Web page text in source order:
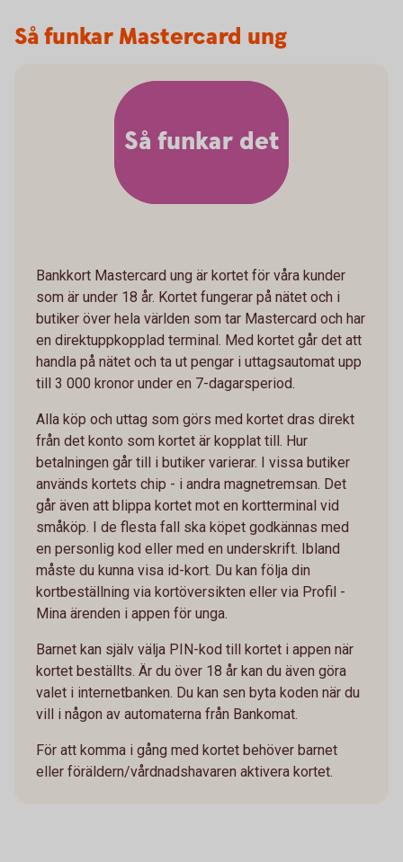
Så funkar Mastercard ung
Så funkar det
Bankkort Mastercard ung är kortet för våra kunder
som är under 18 år. Kortet fungerar på nätet och i
butiker över hela världen som tar Mastercard och har
en direktuppkopplad terminal. Med kortet går det att
handla på nätet och ta ut pengar i uttagsautomat upp
till 3 000 kronor under en 7-dagarsperiod.
Alla köp och uttag som görs med kortet dras direkt
från det konto som kortet är kopplat till. Hur
betalningen går till i butiker varierar. I vissa butiker
används kortets chip - i andra magnetremsan. Det
går även att blippa kortet mot en kortterminal vid
småköp. I de flesta fall ska köpet godkännas med
en personlig kod eller med en underskrift. Ibland
måste du kunna visa id-kort. Du kan följa din
kortbeställning via kortöversikten eller via Profil -
Mina ärenden i appen för unga.
Barnet kan själv välja PIN-kod till kortet i appen när
kortet beställts. Är du över 18 år kan du även göra
valet i internetbanken. Du kan sen byta koden när du
vill i någon av automaterna från Bankomat.
För att komma i gång med kortet behöver barnet
eller föräldern/vårdnadshavaren aktivera kortet.